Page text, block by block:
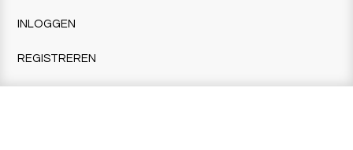
INLOGGEN
REGISTREREN